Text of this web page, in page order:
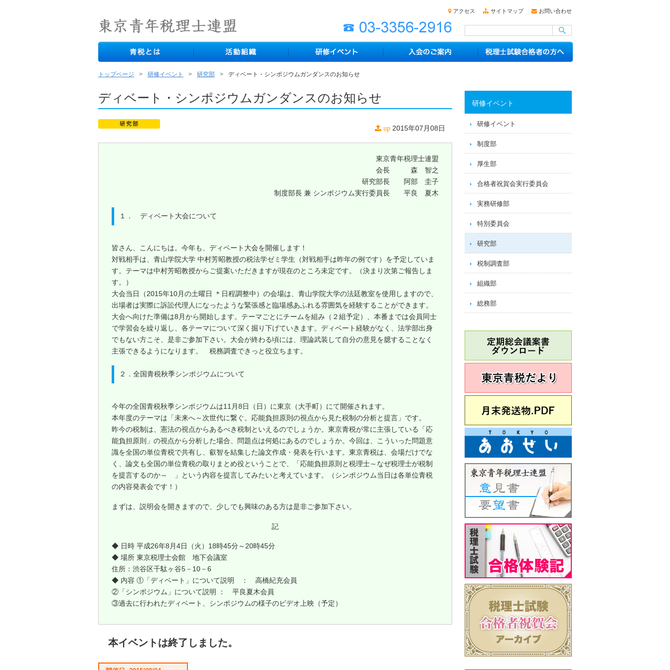
アクセス サイトマップ お問い合わせ
トップページ 研修イベント 研究部 ディベート・シンポジウムガンダンスのお知らせ
ディベート・シンポジウムガンダンスのお知らせ
研究部
up 2015年07月08日
東京青年税理士連盟
会長 森 智之
研究部長 阿部 圭子
制度部長 兼 シンポジウム実行委員長 平良 夏木
１． ディベート大会について
皆さん、こんにちは。今年も、ディベート大会を開催します！
対戦相手は、青山学院大学 中村芳昭教授の税法学ゼミ学生（対戦相手は昨年の例です）を予定していま
す。テーマは中村芳昭教授からご提案いただきますが現在のところ未定です。（決まり次第ご報告しま
す。）
大会当日（2015年10月の土曜日 ＊日程調整中）の会場は、青山学院大学の法廷教室を使用しますので、
出場者は実際に訴訟代理人になったような緊張感と臨場感あふれる雰囲気を経験することができます。
大会へ向けた準備は8月から開始します。テーマごとにチームを組み（２組予定）、本番までは会員同士
で学習会を繰り返し、各テーマについて深く掘り下げていきます。ディベート経験がなく、法学部出身
でもない方こそ、是非ご参加下さい。大会が終わる頃には、理論武装して自分の意見を臆することなく
主張できるようになります。 税務調査できっと役立ちます。
２．全国青税秋季シンポジウムについて
今年の全国青税秋季シンポジウムは11月8日（日）に東京（大手町）にて開催されます。
本年度のテーマは「未来へ～次世代に繋ぐ。応能負担原則の視点から見た税制の分析と提言」です。
昨今の税制は、憲法の視点からあるべき税制といえるのでしょうか。東京青税が常に主張している「応
能負担原則」の視点から分析した場合、問題点は何処にあるのでしょうか。今回は、こういった問題意
識を全国の単位青税で共有し、叡智を結集した論文作成・発表を行います。東京青税は、会場だけでな
く、論文も全国の単位青税の取りまとめ役ということで、「応能負担原則と税理士～なぜ税理士が税制
を提言するのか～ 」という内容を提言してみたいと考えています。（シンポジウム当日は各単位青税
の内容発表会です！）
まずは、説明会を開きますので、少しでも興味のある方は是非ご参加下さい。
記
◆ 日時 平成26年8月4日（火）18時45分～20時45分
◆ 場所 東京税理士会館 地下会議室
住所：渋谷区千駄ヶ谷5－10－6
◆ 内容 ①「ディベート」について説明 ： 高橋紀充会員
②「シンポジウム」について説明 ： 平良夏木会員
③過去に行われたディベート、シンポジウムの様子のビデオ上映（予定）
本イベントは終了しました。
研修イベント
研修イベント
制度部
厚生部
合格者祝賀会実行委員会
実務研修部
特別委員会
研究部
税制調査部
組織部
総務部